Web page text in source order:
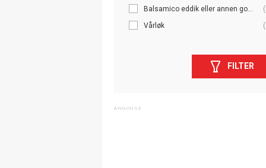
Balsamico eddik eller annen go...
Vårløk
FILTER